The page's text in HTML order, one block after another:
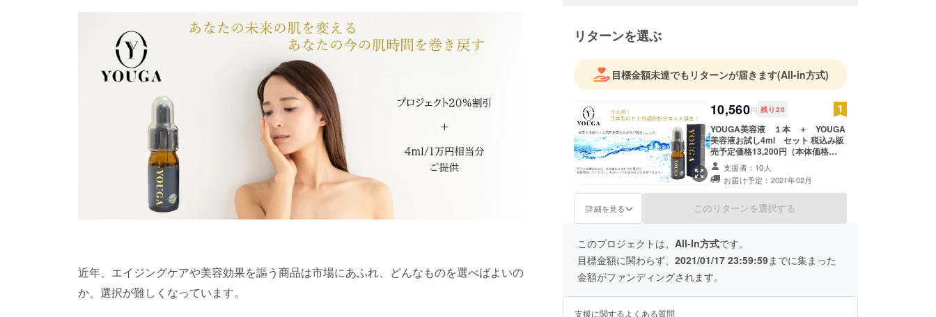
近年、エイジングケアや美容効果を謳う商品は市場にあふれ、どんなものを選べばよいの
か、選択が難しくなっています。
リターンを選ぶ
目標金額未達でもリターンが届きます(All-in方式)
10,560円 残り 20
YOUGA美容液 １本 ＋ YOUGA
美容液お試し4ml セット 税込み販
売予定価格13,200円（本体価格
12,000円） →【20％OFF】税込み
10,560円（本体価格9,600円） さら
に、美容成分が贅沢に詰まった究極
の美容液YOUGA美容液のお試し
4ml（1万円相当）もセット提供いた
支援者：10人
お届け予定：2021年02月
詳細を見る このリターンを選択する
このプロジェクトは、 All-In方式です。
目標金額に関わらず、 2021/01/17 23:59:59までに集まった
金額がファンディングされます。
支援に関するよくある質問